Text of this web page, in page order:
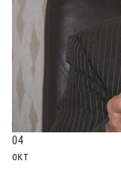
04
окт